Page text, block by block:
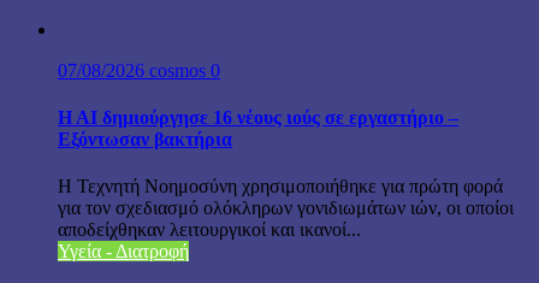
07/08/2026 cosmos 0
H AI δημιούργησε 16 νέους ιούς σε εργαστήριο –
Εξόντωσαν βακτήρια
Η Τεχνητή Νοημοσύνη χρησιμοποιήθηκε για πρώτη φορά
για τον σχεδιασμό ολόκληρων γονιδιωμάτων ιών, οι οποίοι
αποδείχθηκαν λειτουργικοί και ικανοί...
Υγεία - Διατροφή